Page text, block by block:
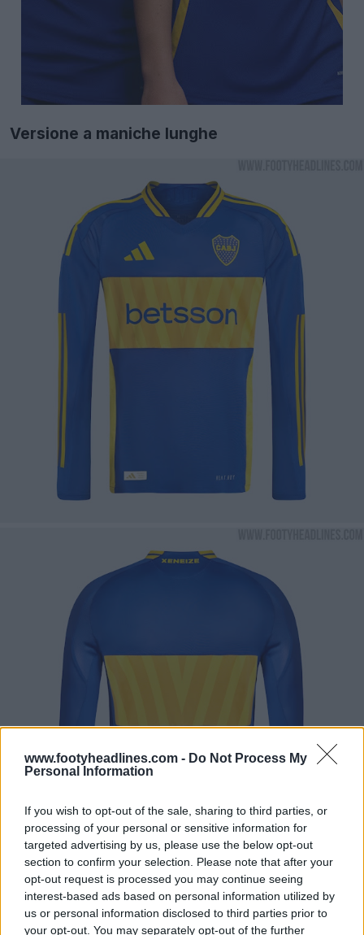
www.footyheadlines.com - Do Not Process My
Personal Information
If you wish to opt-out of the sale, sharing to third parties, or
processing of your personal or sensitive information for
targeted advertising by us, please use the below opt-out
section to confirm your selection. Please note that after your
opt-out request is processed you may continue seeing
interest-based ads based on personal information utilized by
us or personal information disclosed to third parties prior to
your opt-out. You may separately opt-out of the further
Versione a maniche lunghe